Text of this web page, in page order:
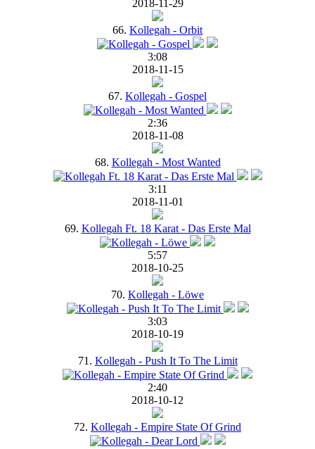
2018-11-29
66. Kollegah - Orbit
3:08
2018-11-15
67. Kollegah - Gospel
2:36
2018-11-08
68. Kollegah - Most Wanted
3:11
2018-11-01
69. Kollegah Ft. 18 Karat - Das Erste Mal
5:57
2018-10-25
70. Kollegah - Löwe
3:03
2018-10-19
71. Kollegah - Push It To The Limit
2:40
2018-10-12
72. Kollegah - Empire State Of Grind